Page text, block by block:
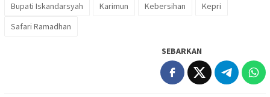
Bupati Iskandarsyah Karimun Kebersihan
Kepri
Safari Ramadhan
SEBARKAN